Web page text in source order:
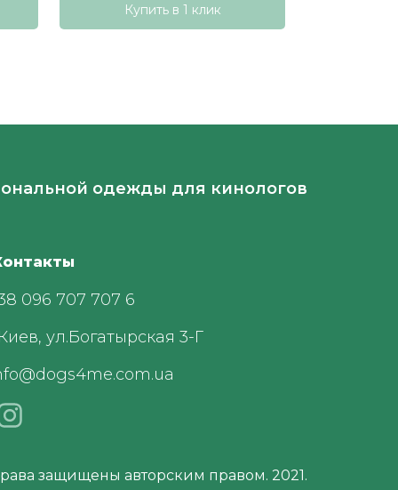
Купить в 1 клик
одежды для кинологов
096 707 707 6
ул.Богатырская 3-Г
защищены авторским правом. 2021.